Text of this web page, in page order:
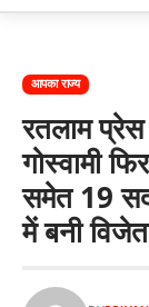
आपका राज्य
रतलाम
गोस्वामी
समेत 19
में बनी